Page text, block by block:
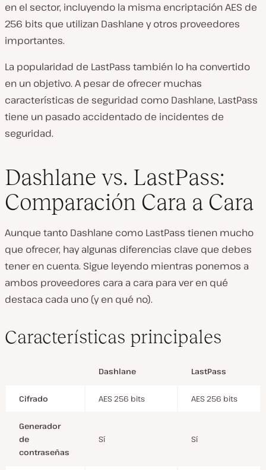
en el sector, incluyendo la misma encriptación AES de
256 bits que utilizan Dashlane y otros proveedores
importantes.
La popularidad de LastPass también lo ha convertido
en un objetivo. A pesar de ofrecer muchas
características de seguridad como Dashlane, LastPass
tiene un pasado accidentado de incidentes de
seguridad.
Dashlane vs. LastPass:
Comparación Cara a Cara
Aunque tanto Dashlane como LastPass tienen mucho
que ofrecer, hay algunas diferencias clave que debes
tener en cuenta. Sigue leyendo mientras ponemos a
ambos proveedores cara a cara para ver en qué
destaca cada uno (y en qué no).
Características principales
Dashlane LastPass
Cifrado AES 256 bits AES 256 bits
Generador
de
contraseñas
Sí Sí